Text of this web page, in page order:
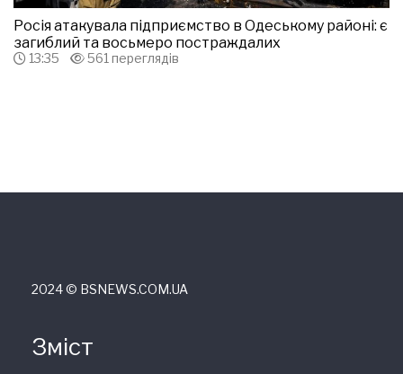
Росія атакувала підприємство в Одеському районі: є
загиблий та восьмеро постраждалих
13:35 561 переглядів
2024 © ВSNEWS.COM.UA
Зміст